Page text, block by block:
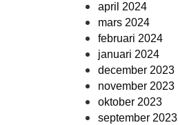
april 2024
mars 2024
februari 2024
januari 2024
december 2023
november 2023
oktober 2023
september 2023